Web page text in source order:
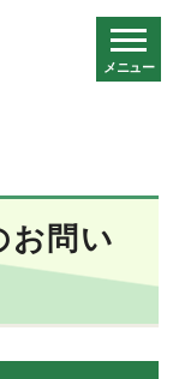
メニュー
お問い